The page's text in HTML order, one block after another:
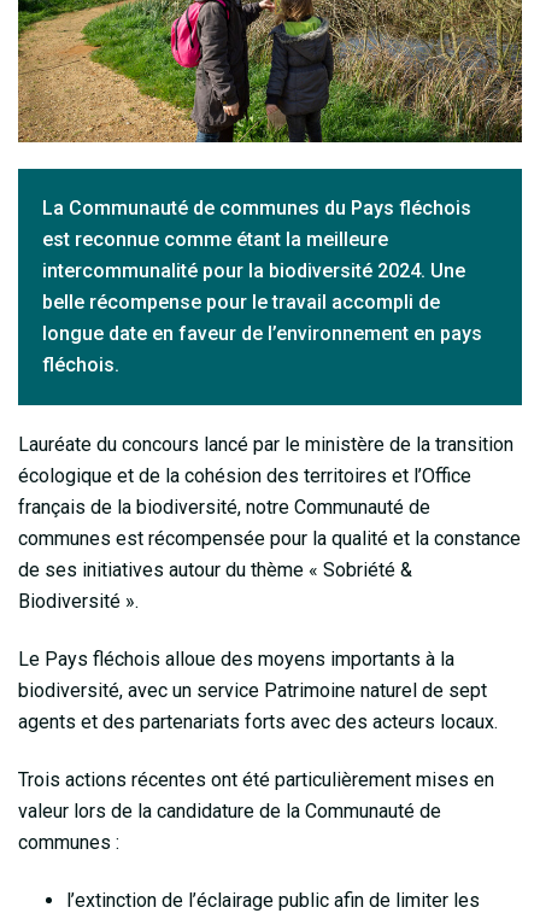
La Communauté de communes du Pays fléchois
est reconnue comme étant la meilleure
intercommunalité pour la biodiversité 2024. Une
belle récompense pour le travail accompli de
longue date en faveur de l’environnement en pays
fléchois.
Lauréate du concours lancé par le ministère de la transition
écologique et de la cohésion des territoires et l’Office
français de la biodiversité, notre Communauté de
communes est récompensée pour la qualité et la constance
de ses initiatives autour du thème « Sobriété &
Biodiversité ».
Le Pays fléchois alloue des moyens importants à la
biodiversité, avec un service Patrimoine naturel de sept
agents et des partenariats forts avec des acteurs locaux.
Trois actions récentes ont été particulièrement mises en
valeur lors de la candidature de la Communauté de
communes :
l’extinction de l’éclairage public afin de limiter les